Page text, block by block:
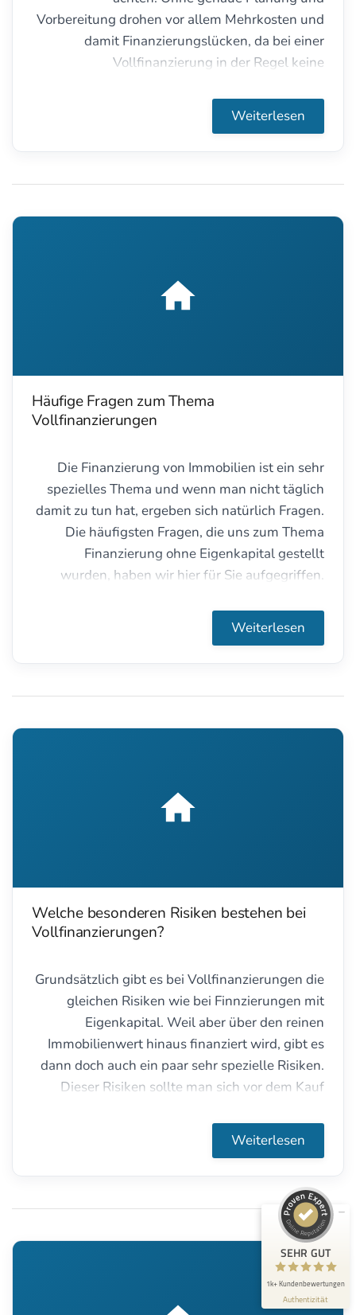
Vorbereitung drohen vor allem Mehrkosten und
damit Finanzierungslücken, da bei einer
Vollfinanzierung in der Regel keine
Weiterlesen
Häufige Fragen zum Thema
Vollfinanzierungen
Die Finanzierung von Immobilien ist ein sehr
spezielles Thema und wenn man nicht täglich
damit zu tun hat, ergeben sich natürlich Fragen.
Die häufigsten Fragen, die uns zum Thema
Finanzierung ohne Eigenkapital gestellt
wurden, haben wir hier für Sie aufgegriffen.
Weiterlesen
Welche besonderen Risiken bestehen bei
Vollfinanzierungen?
Grundsätzlich gibt es bei Vollfinanzierungen die
gleichen Risiken wie bei Finnzierungen mit
Eigenkapital. Weil aber über den reinen
Immobilienwert hinaus finanziert wird, gibt es
dann doch auch ein paar sehr spezielle Risiken.
Dieser Risiken sollte man sich vor dem Kauf
Weiterlesen
SEHR GUT
1k+ Kundenbewertungen
Authentizität
Kundenbewertungen und Erfahrungen zu
100%
Empfehlungen auf
4,97 / 5,00
557
Bewertungen auf
ProvenExpert.com
842
anderen Quellen
Blick aufs ProvenExpert-Profil werfen
5.8.2026